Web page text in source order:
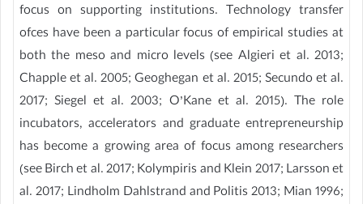
focus on supporting institutions. Technology transfer
ofces have been a particular focus of empirical studies at
both the meso and micro levels (see Algieri et al. 2013;
Chapple et al. 2005; Geoghegan et al. 2015; Secundo et al.
2017; Siegel et al. 2003; O’Kane et al. 2015). The role
incubators, accelerators and graduate entrepreneurship
has become a growing area of focus among researchers
(see Birch et al. 2017; Kolympiris and Klein 2017; Larsson et
al. 2017; Lindholm Dahlstrand and Politis 2013; Mian 1996;